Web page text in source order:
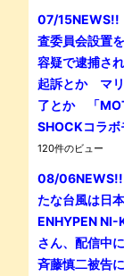
07/15NEWS!!
査委員会設置
容疑で逮捕さ
起訴とか マリ
了とか 「
SHOCKコラ
120件のビュー
08/06NEWS!!
たな台風は日
ENHYPEN NI-
さん、配信中
斉藤慎二被告